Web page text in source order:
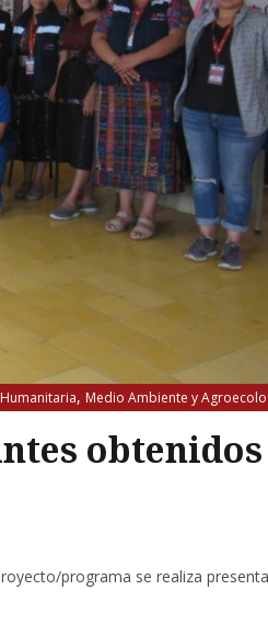
, Medio Ambiente y
programa se realiza